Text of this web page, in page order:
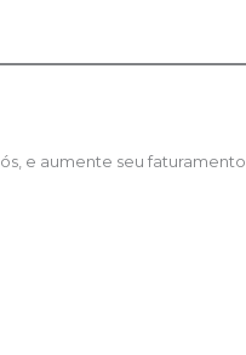
e aumente seu faturamento